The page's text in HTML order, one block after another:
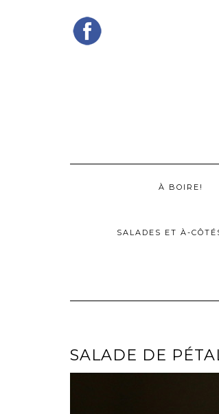
À BOIRE!
SALADES ET À-
SALADE DE